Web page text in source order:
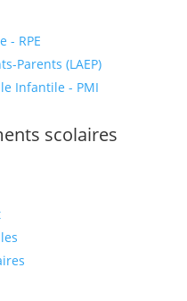
- RPE
Parents (LAEP)
Infantile - PMI
scolaires